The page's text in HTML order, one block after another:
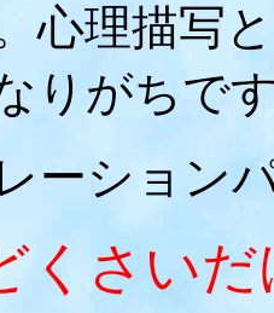
心理描写
りがちで
ーション
くさい